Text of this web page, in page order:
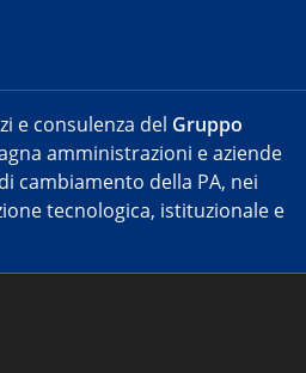
e consulenza del Gruppo
amministrazioni e aziende
cambiamento della PA, nei
tecnologica, istituzionale e